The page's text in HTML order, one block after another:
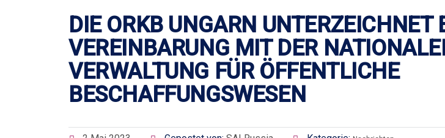
DIE ORKB UNGARN UNTERZEICHNET
VEREINBARUNG MIT DER
VERWALTUNG FÜR ÖFFENTLICHE
BESCHAFFUNGSWESEN